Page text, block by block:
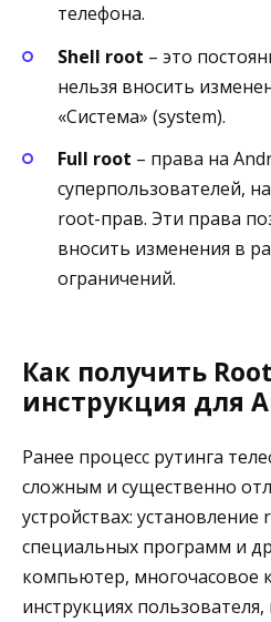
телефона.
Shell root – это
нельзя вносить
«Система» (system).
Full root – права на
суперпользователей,
root-прав. Эти права
вносить изменения в
ограничений.
Как получить
инструкция для
Ранее процесс рутинга
сложным и существенно
устройствах: установление
специальных программ и
компьютер, многочасовое
инструкциях